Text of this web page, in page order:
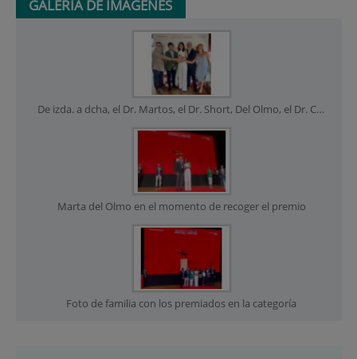
GALERÍA DE IMÁGENES
De izda. a dcha, el Dr. Martos, el Dr. Short, Del Olmo, el Dr. Córdoba la Dra. Pascual con el galardón
Marta del Olmo en el momento de recoger el premio
Foto de familia con los premiados en la categoría